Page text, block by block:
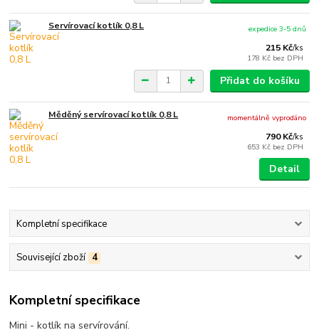
Servírovací kotlík 0,8 L
215 Kč/ks
178 Kč bez DPH
expedice 3-5 dnů
Přidat do košíku
Měděný servírovací kotlík 0,8 L
790 Kč/ks
653 Kč bez DPH
momentálně vyprodáno
Detail
Kompletní specifikace
Související zboží 4
Kompletní specifikace
Mini - kotlík na servírování.